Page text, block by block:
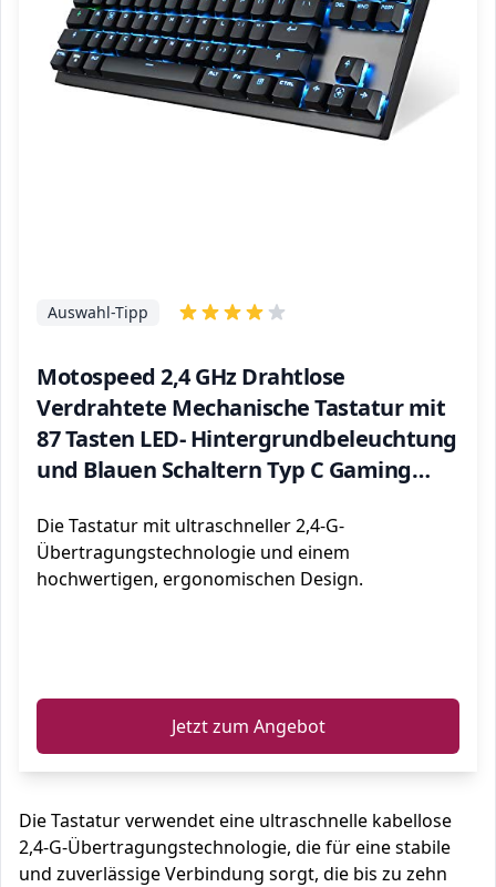
Motospeed 2,4 GHz Drahtlose
Verdrahtete Mechanische Tastatur mit
87 Tasten LED- Hintergrundbeleuchtung
und Blauen Schaltern Typ C Gaming
Auswahl-Tipp
Die Tastatur mit ultraschneller 2,4-G-
Übertragungstechnologie und einem
hochwertigen, ergonomischen Design.
Jetzt zum Angebot
Die Tastatur verwendet eine ultraschnelle kabellose
2,4-G-Übertragungstechnologie, die für eine stabile
und zuverlässige Verbindung sorgt, die bis zu zehn